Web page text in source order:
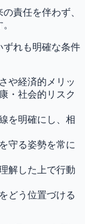
責任を伴わず、
ずれも明確な条件
や経済的メリッ
・社会的リスク
を明確にし、相
守る姿勢を常に
解した上で行動
どう位置づける